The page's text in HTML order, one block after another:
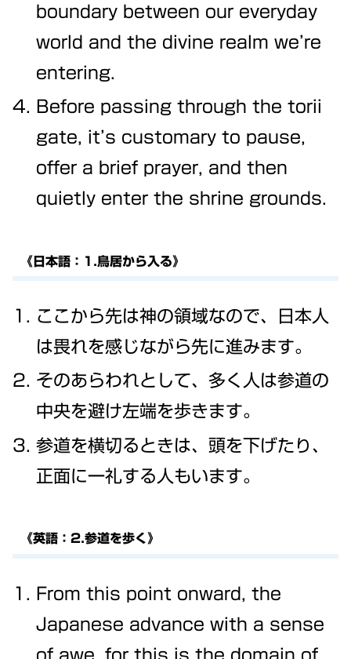
boundary between our everyday
world and the divine realm we’re
entering.
Before passing through the torii
gate, it’s customary to pause,
offer a brief prayer, and then
quietly enter the shrine grounds.
《日本語：1.鳥居から入る》
ここから先は神の領域なので、日本人
は畏れを感じながら先に進みます。
そのあらわれとして、多く人は参道の
中央を避け左端を歩きます。
参道を横切るときは、頭を下げたり、
正面に一礼する人もいます。
《英語：2.参道を歩く》
From this point onward, the
Japanese advance with a sense
of awe, for this is the domain of